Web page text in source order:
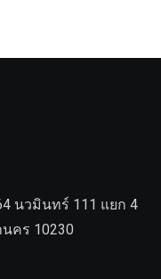
นวมินทร์ 111 แยก 4
คร 10230